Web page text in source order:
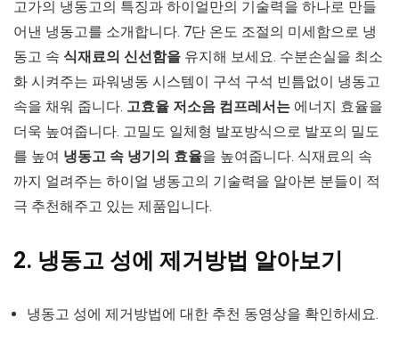
고가의 냉동고의 특징과 하이얼만의 기술력을 하나로 만들
어낸 냉동고를 소개합니다. 7단 온도 조절의 미세함으로 냉
동고 속 식재료의 신선함을 유지해 보세요. 수분손실을 최소
화 시켜주는 파워냉동 시스템이 구석 구석 빈틈없이 냉동고
속을 채워 줍니다. 고효율 저소음 컴프레서는 에너지 효율을
더욱 높여줍니다. 고밀도 일체형 발포방식으로 발포의 밀도
를 높여 냉동고 속 냉기의 효율을 높여줍니다. 식재료의 속
까지 얼려주는 하이얼 냉동고의 기술력을 알아본 분들이 적
극 추천해주고 있는 제품입니다.
2. 냉동고 성에 제거방법 알아보기
냉동고 성에 제거방법에 대한 추천 동영상을 확인하세요.